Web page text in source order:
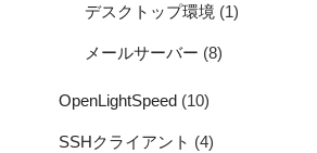
デスクトップ環境 (1)
メールサーバー (8)
OpenLightSpeed (10)
SSHクライアント (4)